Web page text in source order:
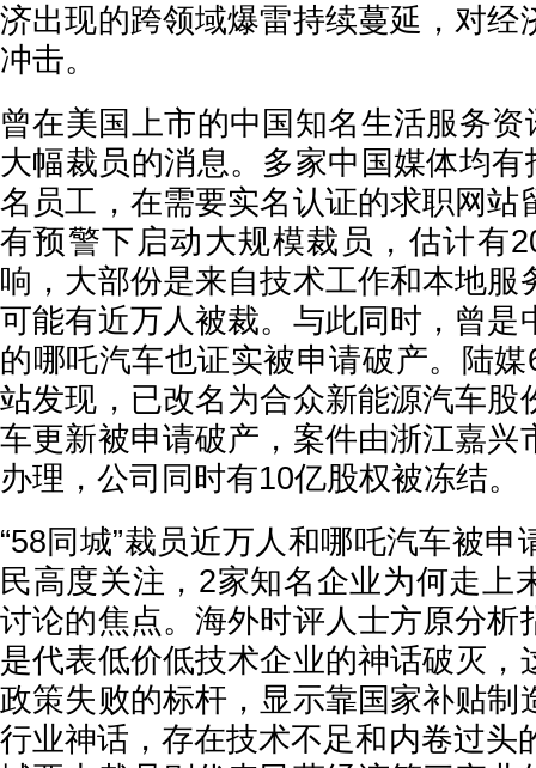
济出现的跨领域爆雷持续蔓延，对经
冲击。
曾在美国上市的中国知名生活服务资
大幅裁员的消息。多家中国媒体均有
名员工，在需要实名认证的求职网站
有预警下启动大规模裁员，估计有
响，大部份是来自技术工作和本地服
可能有近万人被裁。与此同时，曾是
的哪吒汽车也证实被申请破产。陆
站发现，已改名为合众新能源汽车股
车更新被申请破产，案件由浙江嘉兴
办理，公司同时有10亿股权被冻结。
“58同城”裁员近万人和哪吒汽车被
民高度关注，2家知名企业为何走上
讨论的焦点。海外时评人士方原分析
是代表低价低技术企业的神话破灭，
政策失败的标杆，显示靠国家补贴制
行业神话，存在技术不足和内卷过头